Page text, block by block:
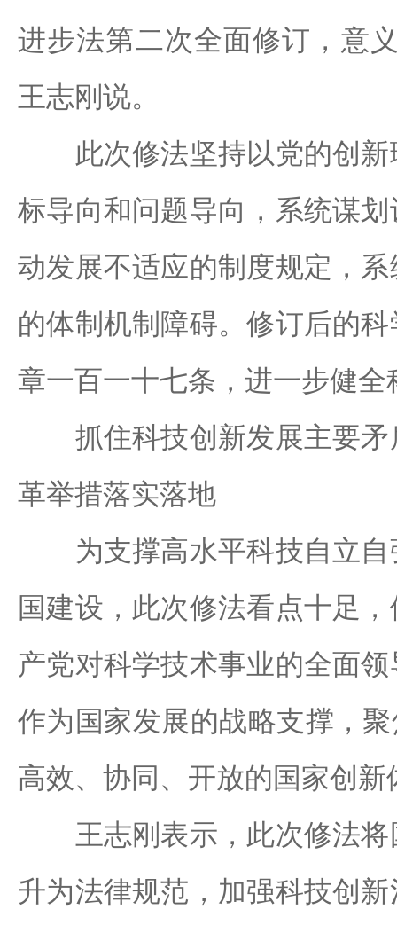
进步法第二次全面修订，意
王志刚说。
此次修法坚持以党的创新
标导向和问题导向，系统谋
动发展不适应的制度规定，
的体制机制障碍。修订后的
章一百一十七条，进一步健
抓住科技创新发展主要矛
革举措落实落地
为支撑高水平科技自立自
国建设，此次修法看点十足
产党对科学技术事业的全面
作为国家发展的战略支撑，
高效、协同、开放的国家创新
王志刚表示，此次修法将
升为法律规范，加强科技创